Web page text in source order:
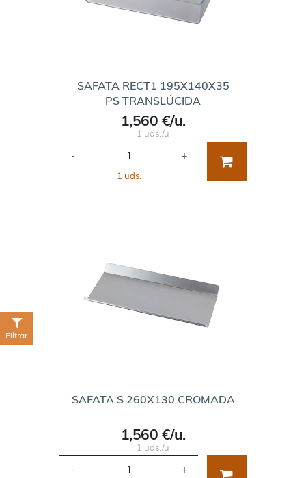
SAFATA RECT1 195X140X35
PS TRANSLÚCIDA
1,560 €/u.
1 uds./u
- +
1 uds.
SAFATA S 260X130 CROMADA
1,560 €/u.
1 uds./u
- +
Filtrar